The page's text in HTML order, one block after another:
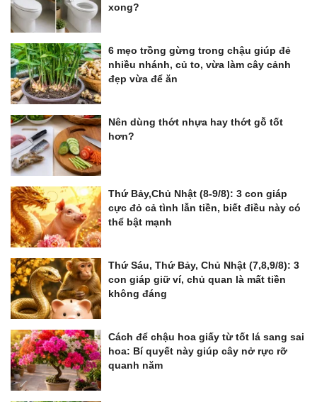
xong?
6 mẹo trồng gừng trong chậu giúp đẻ
nhiều nhánh, củ to, vừa làm cây cảnh
đẹp vừa để ăn
Nên dùng thớt nhựa hay thớt gỗ tốt
hơn?
Thứ Bảy,Chủ Nhật (8-9/8): 3 con giáp
cực đỏ cả tình lẫn tiền, biết điều này có
thể bật mạnh
Thứ Sáu, Thứ Bảy, Chủ Nhật (7,8,9/8): 3
con giáp giữ ví, chủ quan là mất tiền
không đáng
Cách để chậu hoa giấy từ tốt lá sang sai
hoa: Bí quyết này giúp cây nở rực rỡ
quanh năm